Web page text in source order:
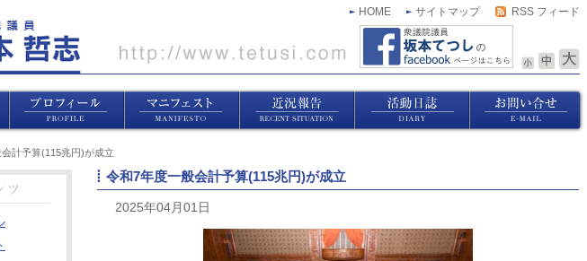
HOME サイトマップ RSS フィード
計予算(115兆円)が成立
令和7年度一般会計予算(115兆円)が成立
2025年04月01日